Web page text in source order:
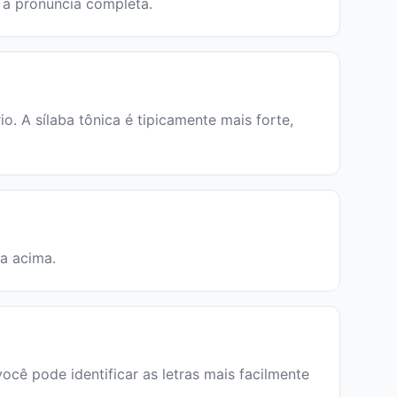
pronúncia completa.
A sílaba tônica é tipicamente mais forte,
acima.
pode identificar as letras mais facilmente